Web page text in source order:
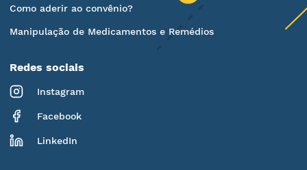
Como aderir ao convênio?
Manipulação de Medicamentos e Remédios
Redes sociais
Instagram
Facebook
LinkedIn